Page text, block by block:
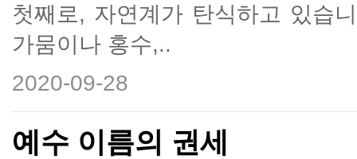
첫째로, 자연계가 탄식하고 있습
가뭄이나 홍수,..
2020-09-28
예수 이름의 권세